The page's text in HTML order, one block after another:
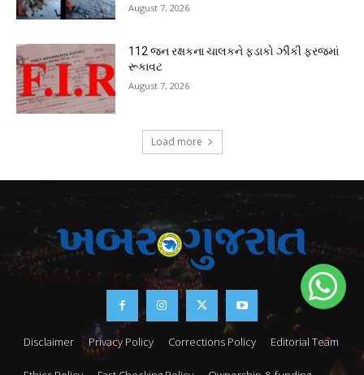
August 7, 2026
112 જન રક્ષકના ચાલકને ફડાકો ઝીંકી ફરજમાં
રૂકાવટ
August 7, 2026
Load more
Disclaimer Privacy Policy Corrections Policy Editorial Team